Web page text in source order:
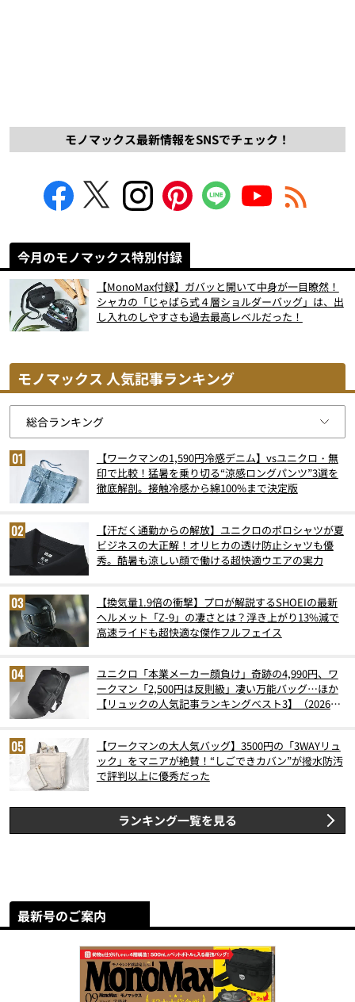
モノマックス最新情報をSNSでチェック！
今月のモノマックス特別付録
【MonoMax付録】ガバッと開いて中身が一目瞭然！
シャカの「じゃばら式４層ショルダーバッグ」は、出
し入れのしやすさも過去最高レベルだった！
モノマックス 人気記事ランキング
【ワークマンの1,590円冷感デニム】vsユニクロ・無
印で比較！猛暑を乗り切る“涼感ロングパンツ”3選を
徹底解剖。接触冷感から綿100%まで決定版
【汗だく通勤からの解放】ユニクロのポロシャツが夏
ビジネスの大正解！オリヒカの透け防止シャツも優
秀。酷暑も涼しい顔で働ける超快適ウエアの実力
【換気量1.9倍の衝撃】プロが解説するSHOEIの最新
ヘルメット「Z-9」の凄さとは？浮き上がり13%減で
高速ライドも超快適な傑作フルフェイス
ユニクロ「本業メーカー顔負け」奇跡の4,990円、ワ
ークマン「2,500円は反則級」凄い万能バッグ…ほか
【リュックの人気記事ランキングベスト3】（2026年
【ワークマンの大人気バッグ】3500円の「3WAYリュ
ック」をマニアが絶賛！“しごできカバン”が撥水防汚
で評判以上に優秀だった
ランキング一覧を見る
最新号のご案内